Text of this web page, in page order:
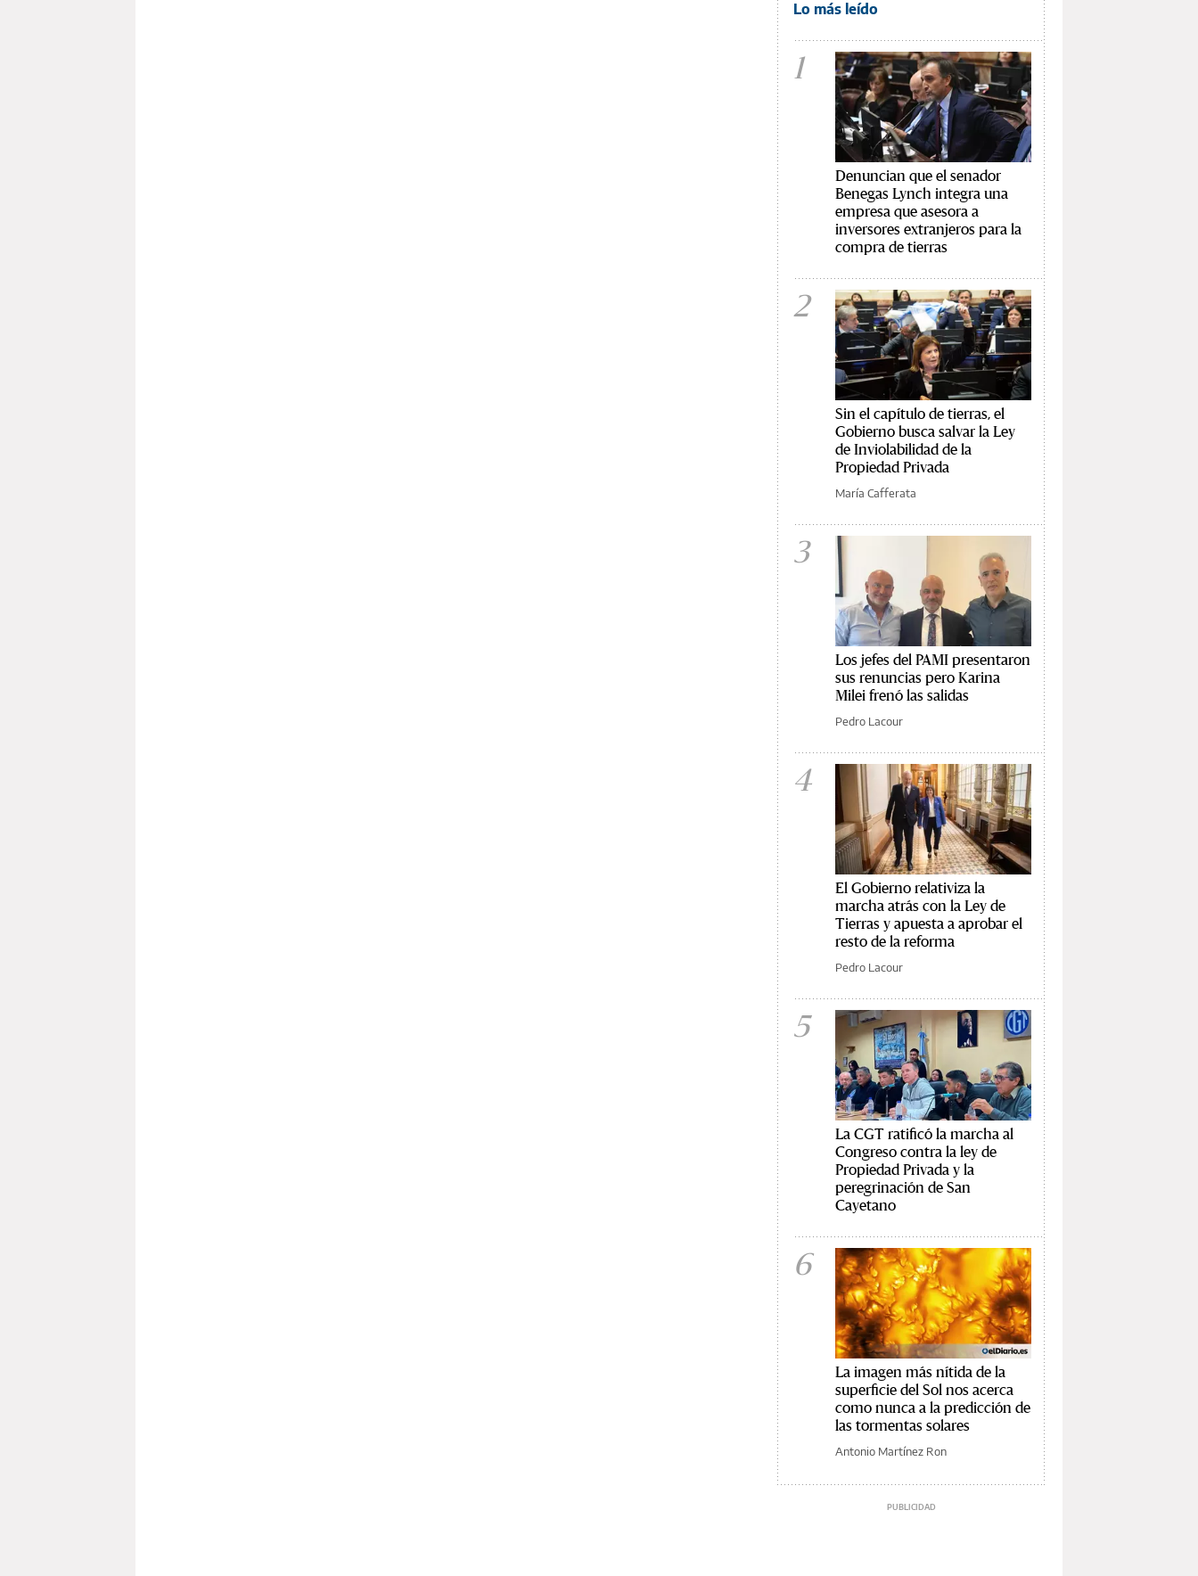
Lo más leído
1
Denuncian que el senador
Benegas Lynch integra una
empresa que asesora a
inversores extranjeros para la
compra de tierras
2
Sin el capítulo de tierras, el
Gobierno busca salvar la Ley
de Inviolabilidad de la
Propiedad Privada
María Cafferata
3
Los jefes del PAMI presentaron
sus renuncias pero Karina
Milei frenó las salidas
Pedro Lacour
4
El Gobierno relativiza la
marcha atrás con la Ley de
Tierras y apuesta a aprobar el
resto de la reforma
Pedro Lacour
5
La CGT ratificó la marcha al
Congreso contra la ley de
Propiedad Privada y la
peregrinación de San
Cayetano
6
La imagen más nítida de la
superficie del Sol nos acerca
como nunca a la predicción de
las tormentas solares
Antonio Martínez Ron